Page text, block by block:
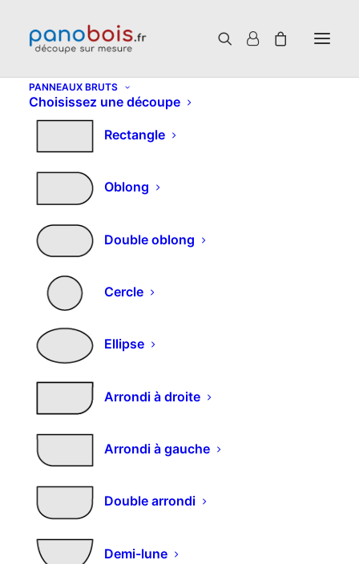
PANNEAUX BRUTS
Choisissez une découpe
Rectangle
Oblong
Double oblong
Cercle
Ellipse
Arrondi à droite
Arrondi à gauche
Double arrondi
Demi-lune
Se connecter
Identifiant ou e-mail
Mot de passe
Alternative:
Se souvenir de moi
SE CONNECTER
Mot de passe perdu ?
S’inscrire
Adresse e-mail
Mot de passe*